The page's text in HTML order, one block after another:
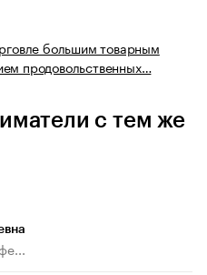
большим товарным
продовольственных…
с тем же